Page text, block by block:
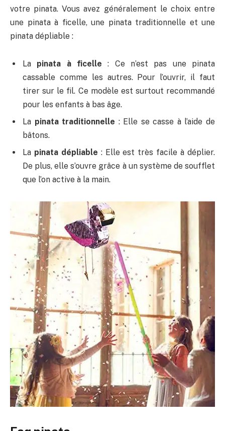
votre pinata. Vous avez généralement le choix entre
une pinata à ficelle, une pinata traditionnelle et une
pinata dépliable :
La pinata à ficelle : Ce n’est pas une pinata
cassable comme les autres. Pour l’ouvrir, il faut
tirer sur le fil. Ce modèle est surtout recommandé
pour les enfants à bas âge.
La pinata traditionnelle : Elle se casse à l’aide de
bâtons.
La pinata dépliable : Elle est très facile à déplier.
De plus, elle s’ouvre grâce à un système de soufflet
que l’on active à la main.